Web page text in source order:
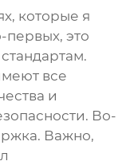
которые я
это
все
и
Во-
Важно,